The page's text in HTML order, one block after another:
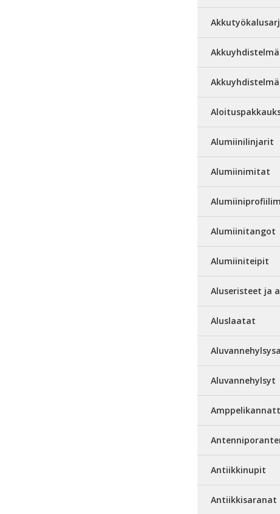
Alumiinilinjarit
Alumiinimitat
Alumiinitangot
Alumiiniteipit
Aluseristeet ja
Aluslaatat
Aluvannehylsyt
Antiikkinupit
Antiikkisaranat